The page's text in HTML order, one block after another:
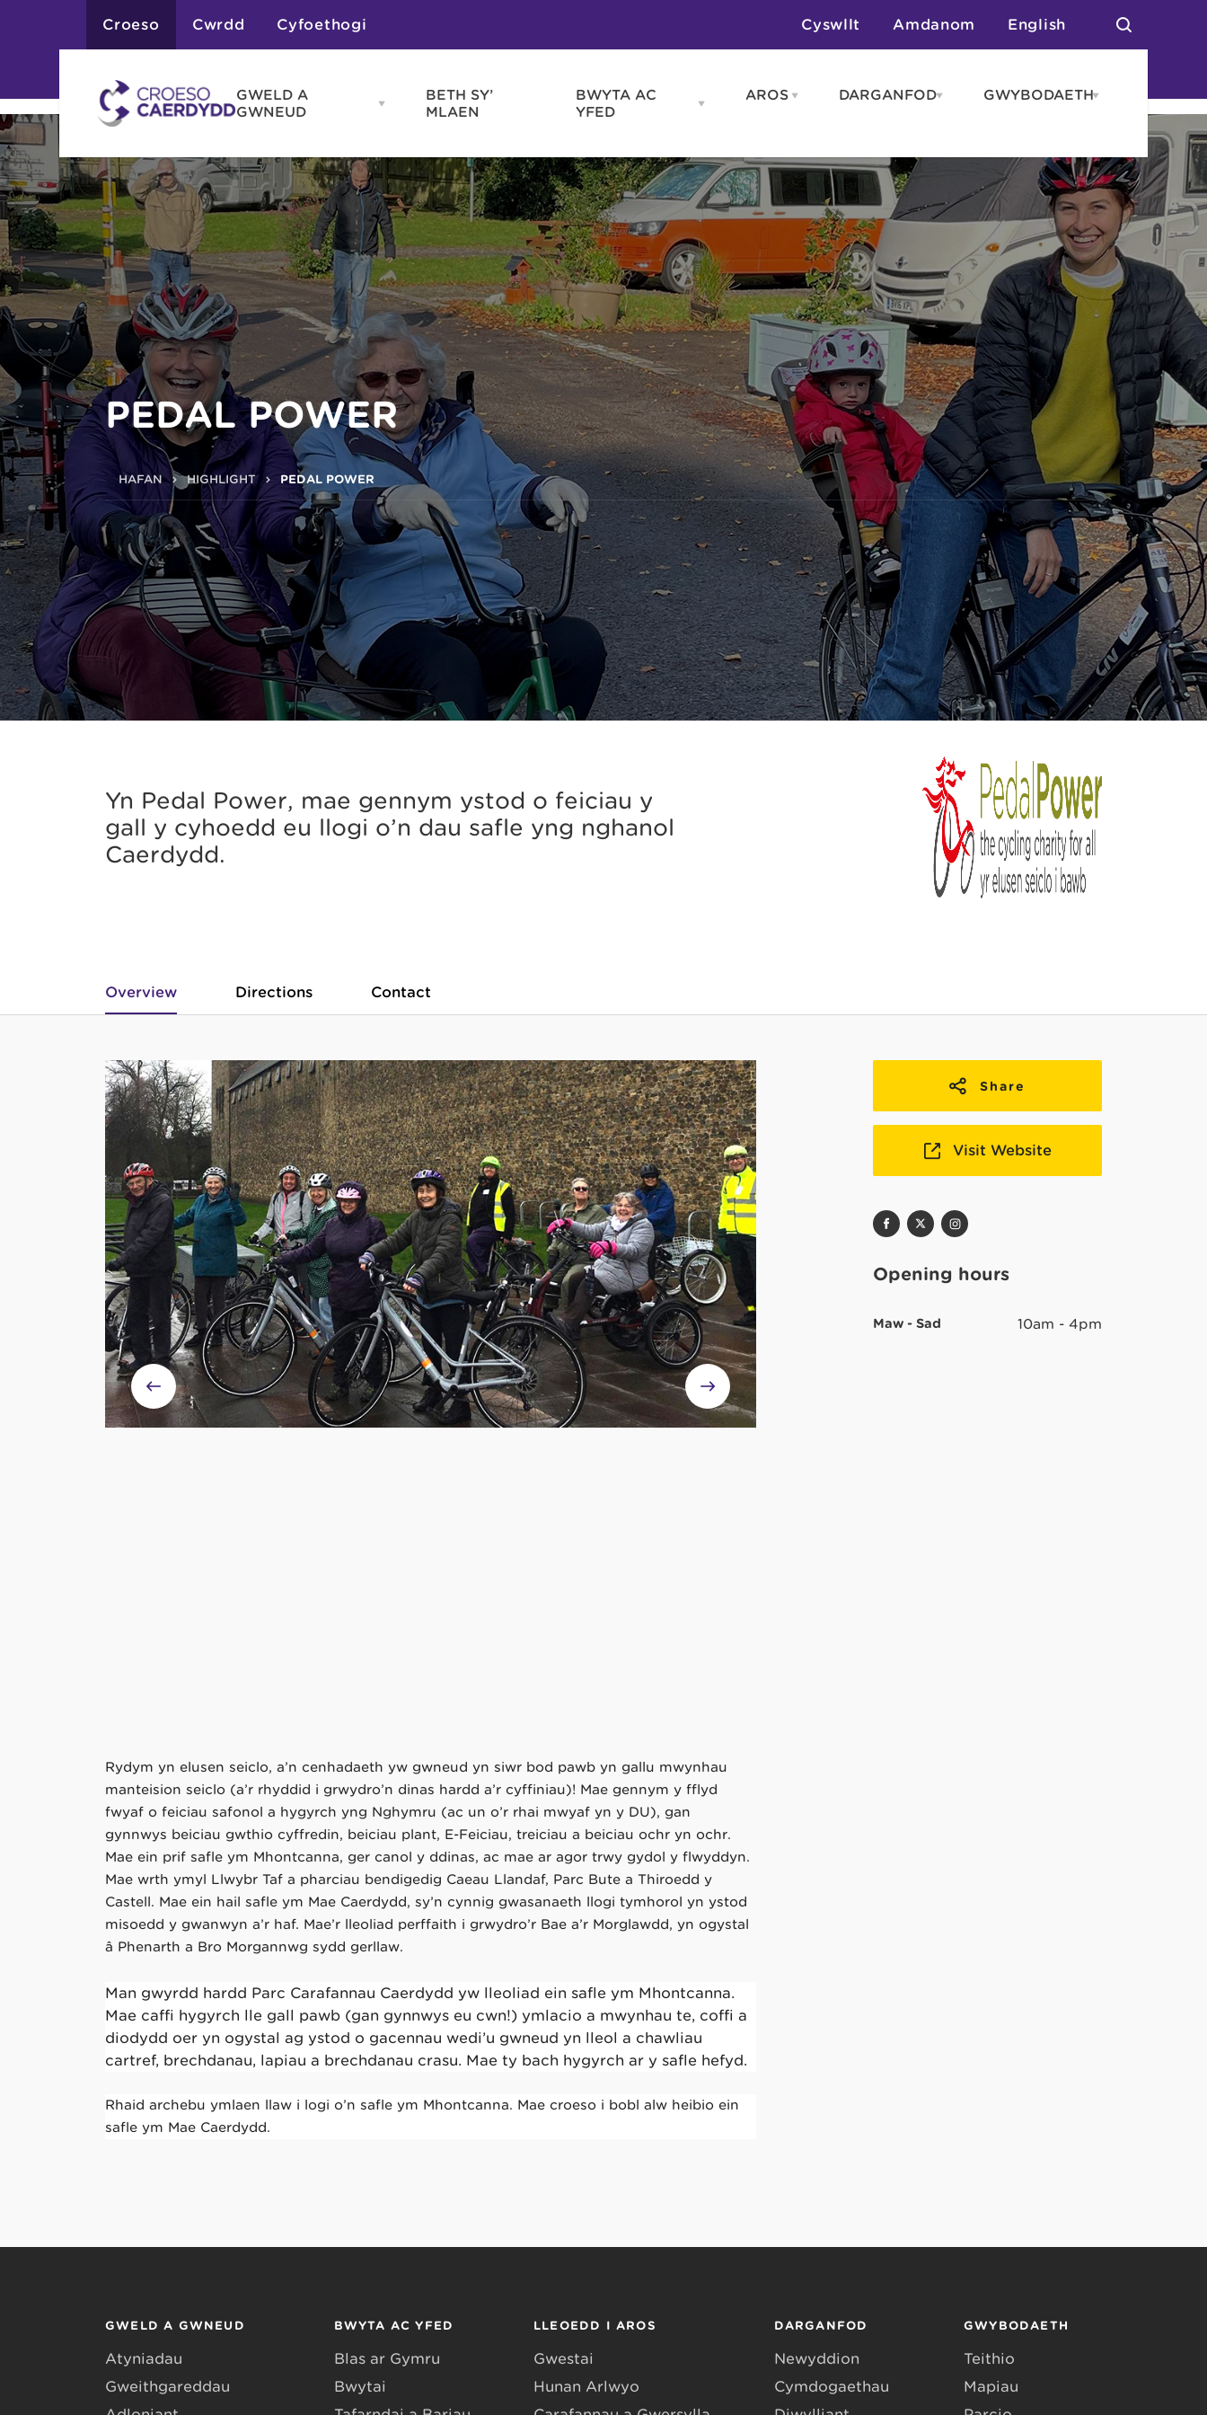
Croeso Cwrdd Cyfoethogi Cyswllt Amdanom English
GWELD A
GWNEUD
Open
GWNEUD
menu
Atyniadau
Gweithgareddau
Adloniant
Chwaraeon
Siopa
Teithiau a Golygfeydd
BETH SY’
MLAEN
BWYTA AC
YFED
Open
YFED
menu
Blas ar Gymru
Bwytai
Tafarndai a Bariau
Caffis a Delis
AROS Open
Gwestai
Hunan Arlwyo
Carafanau a Gwersylla
Rhagor o Leoedd
DARGANFODOpen
GWYBODAETHOpen
PEDAL POWER
HAFAN HIGHLIGHT PEDAL POWER
Yn Pedal Power, mae gennym ystod o feiciau y
gall y cyhoedd eu llogi o’n dau safle yng nghanol
Caerdydd.
Overview Directions Contact
Share
Visit Website
Opening hours
Maw - Sad 10am - 4pm
Rydym yn elusen seiclo, a’n cenhadaeth yw gwneud yn siŵr bod pawb yn gallu mwynhau
manteision seiclo (a’r rhyddid i grwydro’n dinas hardd a’r cyffiniau)! Mae gennym y fflyd
fwyaf o feiciau safonol a hygyrch yng Nghymru (ac un o’r rhai mwyaf yn y DU), gan
gynnwys beiciau gwthio cyffredin, beiciau plant, E-Feiciau, treiciau a beiciau ochr yn ochr.
Mae ein prif safle ym Mhontcanna, ger canol y ddinas, ac mae ar agor trwy gydol y flwyddyn.
Mae wrth ymyl Llwybr Taf a pharciau bendigedig Caeau Llandaf, Parc Bute a Thiroedd y
Castell. Mae ein hail safle ym Mae Caerdydd, sy’n cynnig gwasanaeth llogi tymhorol yn ystod
misoedd y gwanwyn a’r haf. Mae’r lleoliad perffaith i grwydro’r Bae a’r Morglawdd, yn ogystal
â Phenarth a Bro Morgannwg sydd gerllaw.
Man gwyrdd hardd Parc Carafannau Caerdydd yw lleoliad ein safle ym Mhontcanna.
Mae caffi hygyrch lle gall pawb (gan gynnwys eu cŵn!) ymlacio a mwynhau te, coffi a
diodydd oer yn ogystal ag ystod o gacennau wedi’u gwneud yn lleol a chawliau
cartref, brechdanau, lapiau a brechdanau crasu. Mae tŷ bach hygyrch ar y safle hefyd.
Rhaid archebu ymlaen llaw i logi o’n safle ym Mhontcanna. Mae croeso i bobl alw heibio ein
safle ym Mae Caerdydd.
GWELD A GWNEUD
Atyniadau
Gweithgareddau
BWYTA AC YFED
Blas ar Gymru
Bwytai
LLEOEDD I AROS
Gwestai
Hunan Arlwyo
DARGANFOD
Newyddion
Cymdogaethau
GWYBODAETH
Teithio
Mapiau